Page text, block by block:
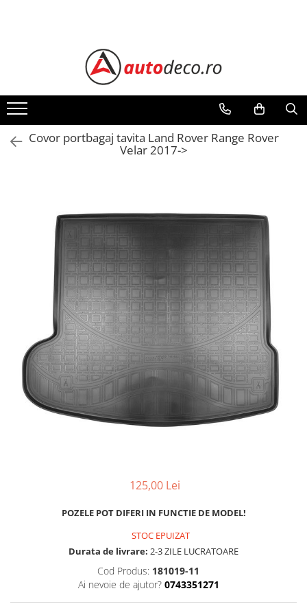
ALFA ROMEO
AUDI
BMW
MERCEDES
OPEL
PEUGEOT
RENAULT
SEAT
TOP VANZARI
STICKERE STALPI SI GEAM MIC
STICKERE CAMUFLAJ
Covor portbagaj tavita Land Rover Range Rover
Velar 2017->
125,00 Lei
POZELE POT DIFERI IN FUNCTIE DE MODEL!
STOC EPUIZAT
Durata de livrare: 2-3 ZILE LUCRATOARE
Cod Produs: 181019-11
Ai nevoie de ajutor? 0743351271